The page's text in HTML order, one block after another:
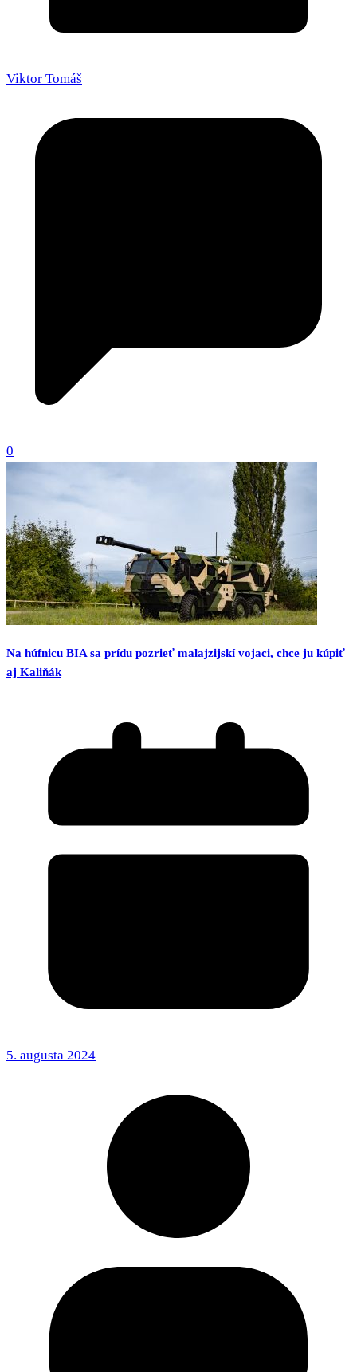
Viktor Tomáš
0
Na húfnicu BIA sa prídu pozrieť malajzijskí vojaci, chce ju kúpiť
aj Kaliňák
5. augusta 2024